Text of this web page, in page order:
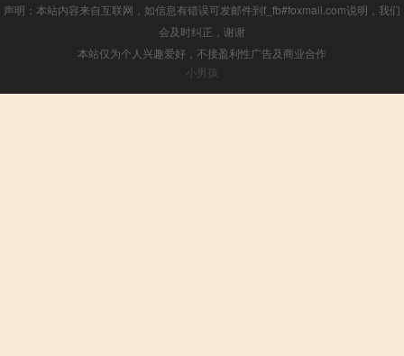
声明：本站内容来自互联网，如信息有错误可发邮件到f_fb#foxmail.com说明，我们
会及时纠正，谢谢
本站仅为个人兴趣爱好，不接盈利性广告及商业合作
小男孩